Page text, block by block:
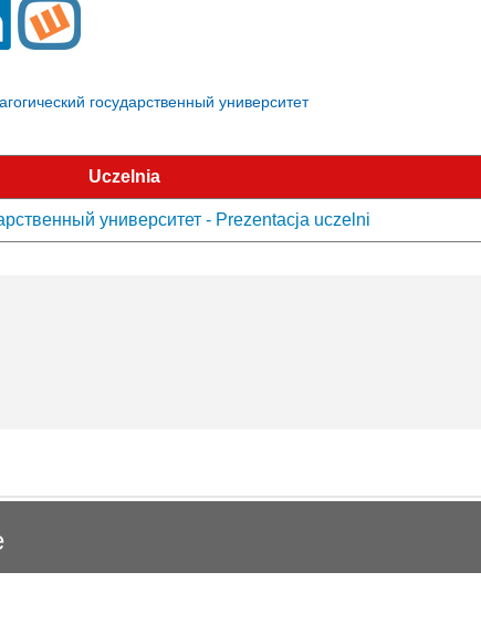
государственный университет
Uczelnia
университет - Prezentacja uczelni